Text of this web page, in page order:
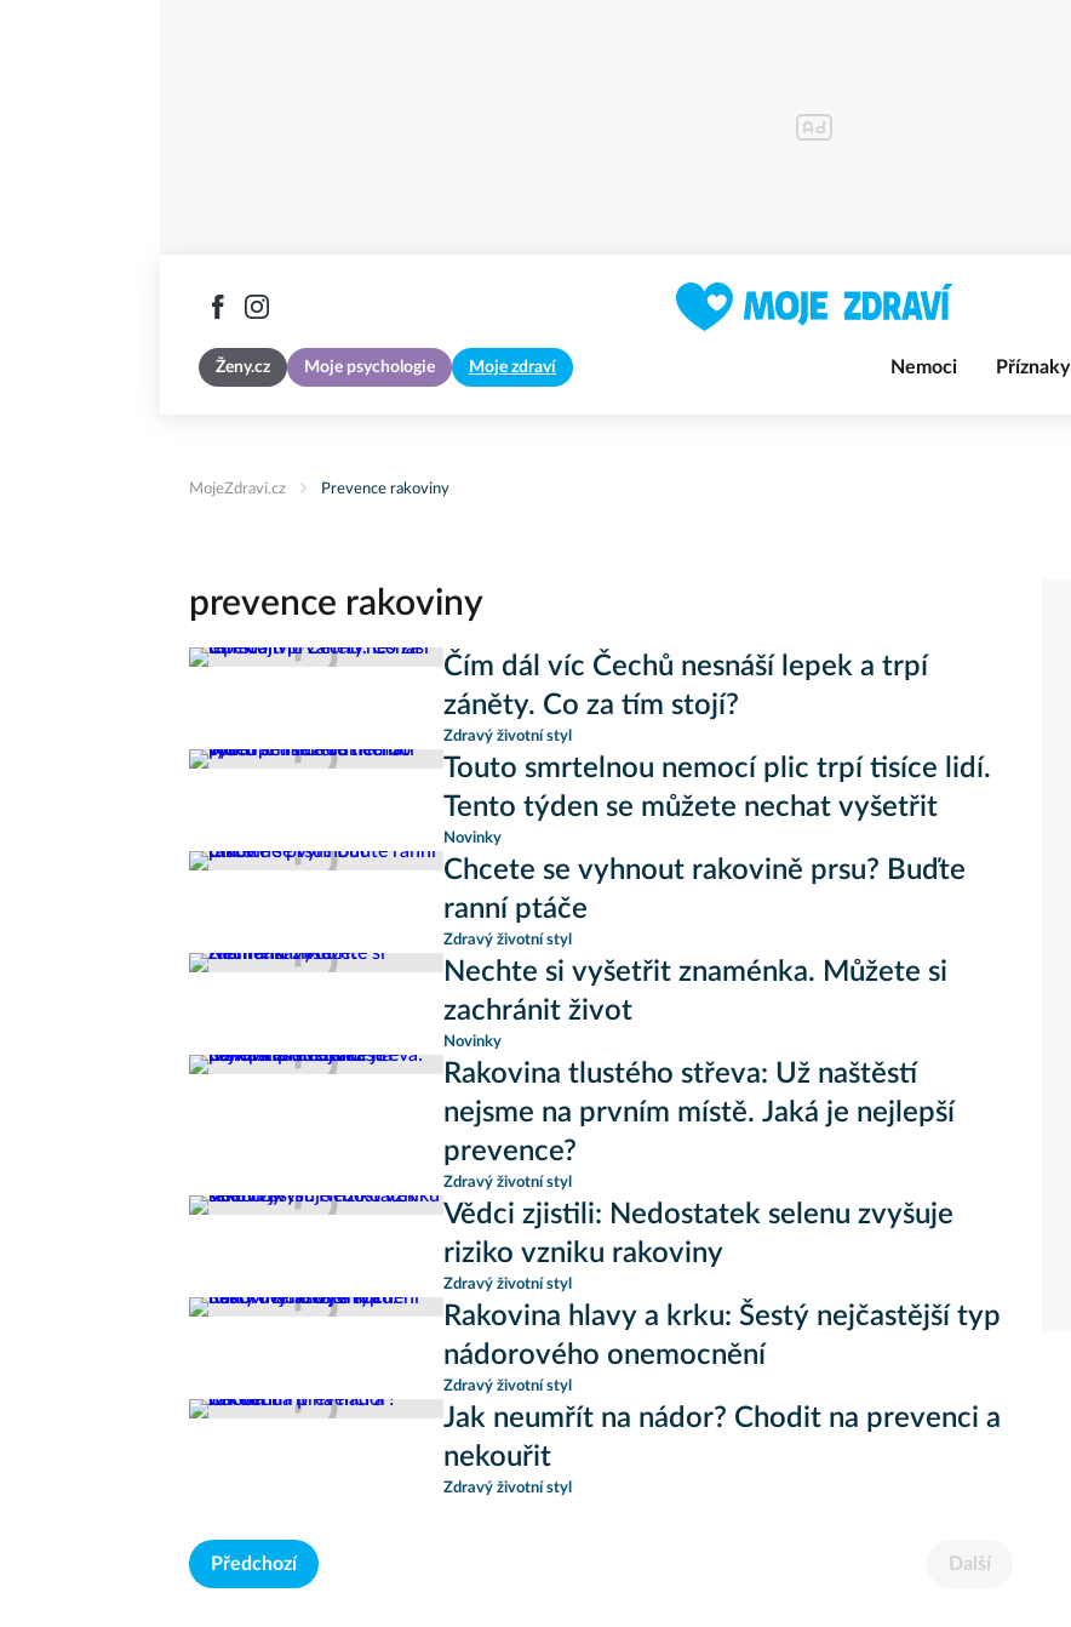
Ženy.cz Moje psychologie Moje zdraví Nemoci Příznaky
MojeZdravi.cz Prevence rakoviny
prevence rakoviny
Čím dál víc Čechů nesnáší lepek a trpí
záněty. Co za tím stojí?
Zdravý životní styl
Touto smrtelnou nemocí plic trpí tisíce lidí.
Tento týden se můžete nechat vyšetřit
Novinky
Chcete se vyhnout rakovině prsu? Buďte
ranní ptáče
Zdravý životní styl
Nechte si vyšetřit znaménka. Můžete si
zachránit život
Novinky
Rakovina tlustého střeva: Už naštěstí
nejsme na prvním místě. Jaká je nejlepší
prevence?
Zdravý životní styl
Vědci zjistili: Nedostatek selenu zvyšuje
riziko vzniku rakoviny
Zdravý životní styl
Rakovina hlavy a krku: Šestý nejčastější typ
nádorového onemocnění
Zdravý životní styl
Jak neumřít na nádor? Chodit na prevenci a
nekouřit
Zdravý životní styl
Předchozí Další